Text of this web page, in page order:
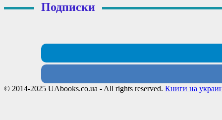
Подписки
© 2014-2025 UAbooks.co.ua - All rights reserved. Книги на